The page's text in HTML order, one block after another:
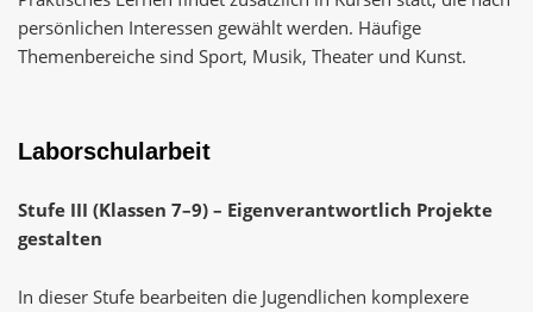
persönlichen Interessen gewählt werden. Häufige
Themenbereiche sind Sport, Musik, Theater und Kunst.
Laborschularbeit
Stufe III (Klassen 7–9) – Eigenverantwortlich Projekte
gestalten
In dieser Stufe bearbeiten die Jugendlichen komplexere